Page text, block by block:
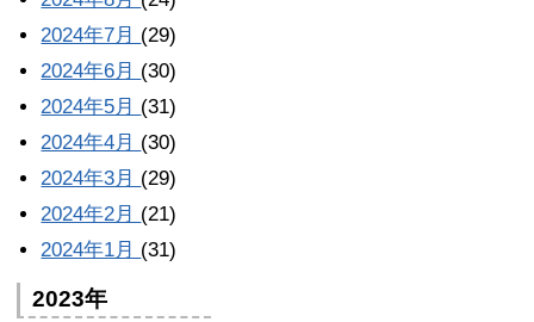
2024年7月 (29)
2024年6月 (30)
2024年5月 (31)
2024年4月 (30)
2024年3月 (29)
2024年2月 (21)
2024年1月 (31)
2023年